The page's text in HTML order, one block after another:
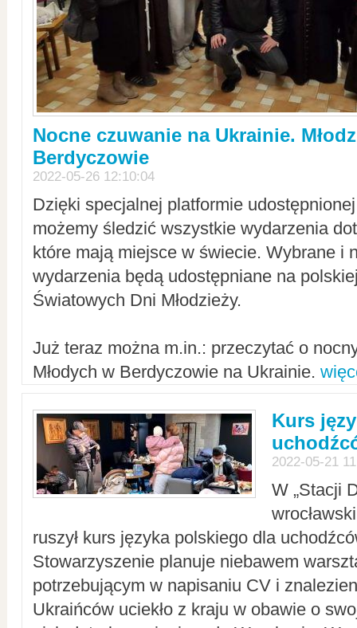
Nocne czuwanie na Ukrainie.
Berdyczowie
2022-05-26 12:10:04
Dzięki specjalnej platformie
możemy śledzić wszystkie wydarzenia
które mają miejsce w świecie. Wybrane i
wydarzenia będą udostępniane na
Światowych Dni Młodzieży.
Już teraz można m.in.: przeczytać o
Młodych w Berdyczowie na Ukrainie.
Kurs
2022-05-21
W „Stacji
ruszył kurs języka polskiego dla
Stowarzyszenie planuje niebawem
potrzebującym w napisaniu CV i
Ukraińców uciekło z kraju w obawie o